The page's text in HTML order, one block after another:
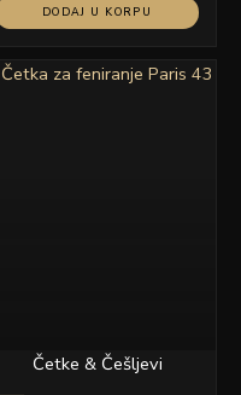
DODAJ U KORPU
Četke & Češljevi